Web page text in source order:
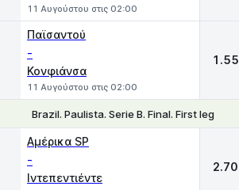
11 Αυγούστου στις 02:00
Παϊσαντού
-
Κονφιάνσα
11 Αυγούστου στις 02:00
1.55
Brazil. Paulista. Serie B. Final. First leg
Αμέρικα SP
-
Ιντεπεντιέντε
2.70